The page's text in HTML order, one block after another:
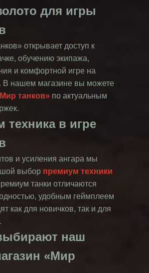
для игры
открывает доступ к
обучению экипажа,
и комфортной игре на
В нашем магазине вы можете
танков» по актуальным
техника в игре
и усиления ангара мы
выбор премиум техники
танки отличаются
удобным геймплеем
как для новичков, так и для
наш
«Мир